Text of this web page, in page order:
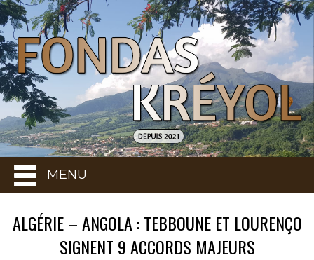
MENU
ALGÉRIE – ANGOLA : TEBBOUNE ET LOURENÇO
SIGNENT 9 ACCORDS MAJEURS